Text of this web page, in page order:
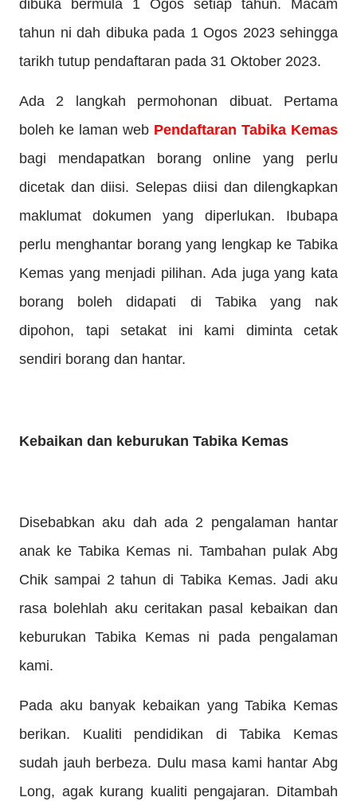
dibuka bermula 1 Ogos setiap tahun. Macam
tahun ni dah dibuka pada 1 Ogos 2023 sehingga
tarikh tutup pendaftaran pada 31 Oktober 2023.
Ada 2 langkah permohonan dibuat. Pertama
boleh ke laman web Pendaftaran Tabika Kemas
bagi mendapatkan borang online yang perlu
dicetak dan diisi. Selepas diisi dan dilengkapkan
maklumat dokumen yang diperlukan. Ibubapa
perlu menghantar borang yang lengkap ke Tabika
Kemas yang menjadi pilihan. Ada juga yang kata
borang boleh didapati di Tabika yang nak
dipohon, tapi setakat ini kami diminta cetak
sendiri borang dan hantar.
Kebaikan dan keburukan Tabika Kemas
Disebabkan aku dah ada 2 pengalaman hantar
anak ke Tabika Kemas ni. Tambahan pulak Abg
Chik sampai 2 tahun di Tabika Kemas. Jadi aku
rasa bolehlah aku ceritakan pasal kebaikan dan
keburukan Tabika Kemas ni pada pengalaman
kami.
Pada aku banyak kebaikan yang Tabika Kemas
berikan. Kualiti pendidikan di Tabika Kemas
sudah jauh berbeza. Dulu masa kami hantar Abg
Long, agak kurang kualiti pengajaran. Ditambah